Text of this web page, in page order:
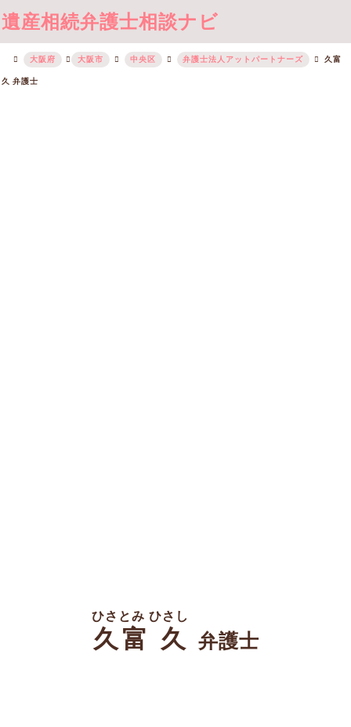
遺産相続弁護士相談ナビ
大阪府 大阪市 中央区 弁護士法人アットパートナーズ 久富
久 弁護士
久富 久
ひさとみ ひさし
弁護士